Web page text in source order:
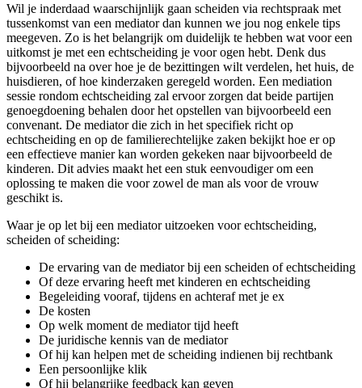
Wil je inderdaad waarschijnlijk gaan scheiden via rechtspraak met
tussenkomst van een mediator dan kunnen we jou nog enkele tips
meegeven. Zo is het belangrijk om duidelijk te hebben wat voor een
uitkomst je met een echtscheiding je voor ogen hebt. Denk dus
bijvoorbeeld na over hoe je de bezittingen wilt verdelen, het huis, de
huisdieren, of hoe kinderzaken geregeld worden. Een mediation
sessie rondom echtscheiding zal ervoor zorgen dat beide partijen
genoegdoening behalen door het opstellen van bijvoorbeeld een
convenant. De mediator die zich in het specifiek richt op
echtscheiding en op de familierechtelijke zaken bekijkt hoe er op
een effectieve manier kan worden gekeken naar bijvoorbeeld de
kinderen. Dit advies maakt het een stuk eenvoudiger om een
oplossing te maken die voor zowel de man als voor de vrouw
geschikt is.
Waar je op let bij een mediator uitzoeken voor echtscheiding,
scheiden of scheiding:
De ervaring van de mediator bij een scheiden of echtscheiding
Of deze ervaring heeft met kinderen en echtscheiding
Begeleiding vooraf, tijdens en achteraf met je ex
De kosten
Op welk moment de mediator tijd heeft
De juridische kennis van de mediator
Of hij kan helpen met de scheiding indienen bij rechtbank
Een persoonlijke klik
Of hij belangrijke feedback kan geven